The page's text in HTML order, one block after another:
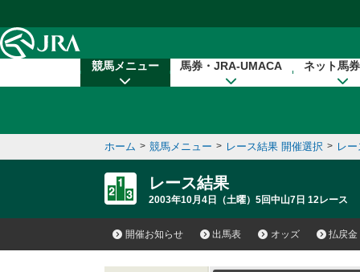
競馬メニュー 馬券・JRA-UMACA ネット馬
ホーム > 競馬メニュー > レース結果 開催選択 > レ
レース結果
2003年10月4日（土曜）5回中山7日 12レース
開催お知らせ 出馬表 オッズ 払戻金